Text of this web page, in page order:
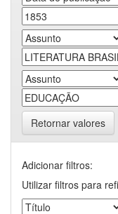
Retornar valores
Adicionar filtros:
Utilizar filtros para